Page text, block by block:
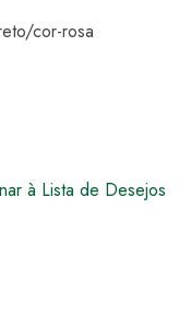
cor-rosa
à Lista de Desejos